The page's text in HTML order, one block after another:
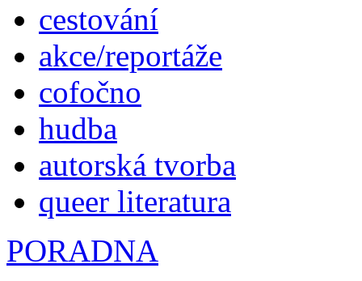
cestování
akce/reportáže
cofočno
hudba
autorská tvorba
queer literatura
PORADNA